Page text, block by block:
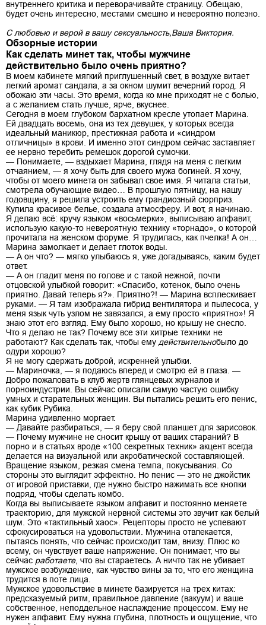
внутреннего критика и переворачивайте страницу. Обещаю,
будет очень интересно, местами смешно и невероятно полезно.
С любовью и верой в вашу сексуальность,Ваша Виктория.
Обзорные истории
Как сделать минет так, чтобы мужчине
действительно было очень приятно?
В моем кабинете мягкий приглушенный свет, в воздухе витает
легкий аромат сандала, а за окном шумит вечерний город. Я
обожаю эти часы. Это время, когда ко мне приходят не с болью,
а с желанием стать лучше, ярче, вкуснее.
Сегодня в моем глубоком бархатном кресле утопает Марина.
Ей двадцать восемь, она из тех девушек, у которых всегда
идеальный маникюр, престижная работа и «синдром
отличницы» в крови. И именно этот синдром сейчас заставляет
ее нервно теребить ремешок дорогой сумочки.
— Понимаете, — вздыхает Марина, глядя на меня с легким
отчаянием, — я хочу быть для своего мужа богиней. Я хочу,
чтобы от моего минета он забывал свое имя. Я читала статьи,
смотрела обучающие видео… В прошлую пятницу, на нашу
годовщину, я решила устроить ему грандиозный сюрприз.
Купила красивое белье, создала атмосферу. И вот, я начинаю.
Я делаю всё: кручу языком «восьмерки», выписываю алфавит,
использую какую-то невероятную технику «торнадо», о которой
прочитала на женском форуме. Я трудилась, как пчелка! А он…
Марина замолкает и делает глоток воды.
— А он что? — мягко улыбаюсь я, уже догадываясь, каким будет
ответ.
— А он гладит меня по голове и с такой нежной, почти
отцовской улыбкой говорит: «Спасибо, котенок, было очень
приятно. Давай теперь я?». Приятно?! — Марина всплескивает
руками. — Я там изображала гибрид вентилятора и пылесоса, у
меня язык чуть узлом не завязался, а ему просто «приятно»! Я
знаю этот его взгляд. Ему было хорошо, но крышу не снесло.
Что я делаю не так? Почему все эти хитрые техники не
работают? Как сделать так, чтобы ему действительнобыло до
одури хорошо?
Я не могу сдержать доброй, искренней улыбки.
— Мариночка, — я подаюсь вперед и смотрю ей в глаза. —
Добро пожаловать в клуб жертв глянцевых журналов и
порноиндустрии. Вы сейчас описали самую частую ошибку
умных и старательных женщин. Вы пытались решить его пенис,
как кубик Рубика.
Марина удивленно моргает.
— Давайте разбираться, — я беру свой планшет для зарисовок.
— Почему мужчине не сносит крышу от ваших стараний? В
порно и в статьях вроде «100 секретных техник» акцент всегда
делается на визуальной или акробатической составляющей.
Вращение языком, резкая смена темпа, покусывания. Со
стороны это выглядит эффектно. Но пенис — это не джойстик
от игровой приставки, где нужно быстро нажимать все кнопки
подряд, чтобы сделать комбо.
Когда вы выписываете языком алфавит и постоянно меняете
траекторию, для мужской нервной системы это звучит как белый
шум. Это «тактильный хаос». Рецепторы просто не успевают
сфокусироваться на удовольствии. Мужчина отвлекается,
пытаясь понять, что сейчас происходит там, внизу. Плюс ко
всему, он чувствует ваше напряжение. Он понимает, что вы
сейчас работаете, что вы стараетесь. А ничто так не убивает
мужское возбуждение, как чувство вины за то, что его женщина
трудится в поте лица.
Мужское удовольствие в минете базируется на трех китах:
предсказуемый ритм, правильное давление (вакуум) и ваше
собственное, неподдельное наслаждение процессом. Ему не
нужен алфавит. Ему нужна глубина, плотность и ощущение, что